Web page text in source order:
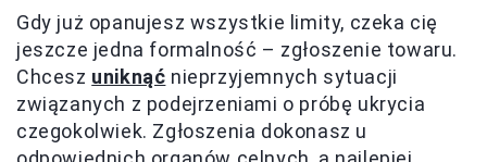
Gdy już opanujesz wszystkie limity, czeka cię
jeszcze jedna formalność – zgłoszenie towaru.
Chcesz uniknąć nieprzyjemnych sytuacji
związanych z podejrzeniami o próbę ukrycia
czegokolwiek. Zgłoszenia dokonasz u